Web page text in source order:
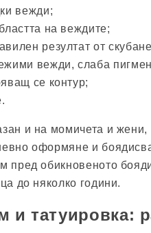
вежди;
на веждите;
резултат от
вежди, слаба
се контур;
и на момичета и жени,
оформяне и
пред обикновеното
до няколко години.
и татуировка: